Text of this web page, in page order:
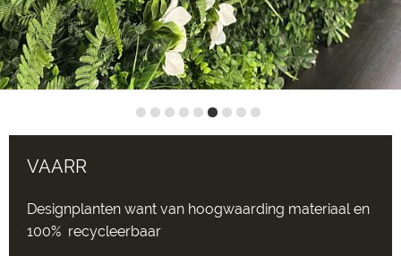
VAARR
Designplanten want van hoogwaarding materiaal en
100% recycleerbaar